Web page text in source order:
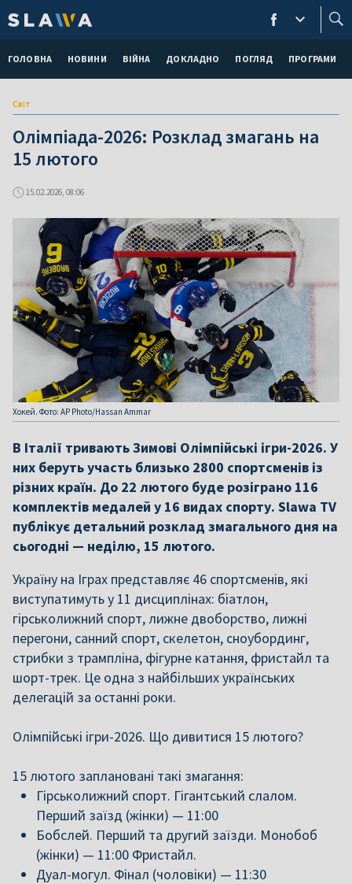
ГОЛОВНА НОВИНИ ВІЙНА ДОКЛАДНО ПОГЛЯД ПРОГРАМИ
Світ
Олімпіада-2026: Розклад змагань на
15 лютого
15.02.2026, 08:06
Хокей. Фото: AP Photo/Hassan Ammar
В Італії тривають Зимові Олімпійські ігри-2026. У
них беруть участь близько 2800 спортсменів із
різних країн. До 22 лютого буде розіграно 116
комплектів медалей у 16 видах спорту. Slawa TV
публікує детальний розклад змагального дня на
сьогодні — неділю, 15 лютого.
Україну на Іграх представляє 46 спортсменів, які
виступатимуть у 11 дисциплінах: біатлон,
гірськолижний спорт, лижне двоборство, лижні
перегони, санний спорт, скелетон, сноубординг,
стрибки з трампліна, фігурне катання, фристайл та
шорт-трек. Це одна з найбільших українських
делегацій за останні роки.
Олімпійські ігри-2026. Що дивитися 15 лютого?
15 лютого заплановані такі змагання:
Гірськолижний спорт. Гігантський слалом.
Перший заїзд (жінки) — 11:00
Бобслей. Перший та другий заїзди. Монобоб
(жінки) — 11:00 Фристайл.
Дуал-могул. Фінал (чоловіки) — 11:30